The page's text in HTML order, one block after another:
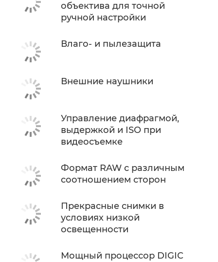
объектива для точной
ручной настройки
Влаго- и пылезащита
Внешние наушники
Управление диафрагмой,
выдержкой и ISO при
видеосъемке
Формат RAW с различным
соотношением сторон
Прекрасные снимки в
условиях низкой
освещенности
Мощный процессор DIGIC